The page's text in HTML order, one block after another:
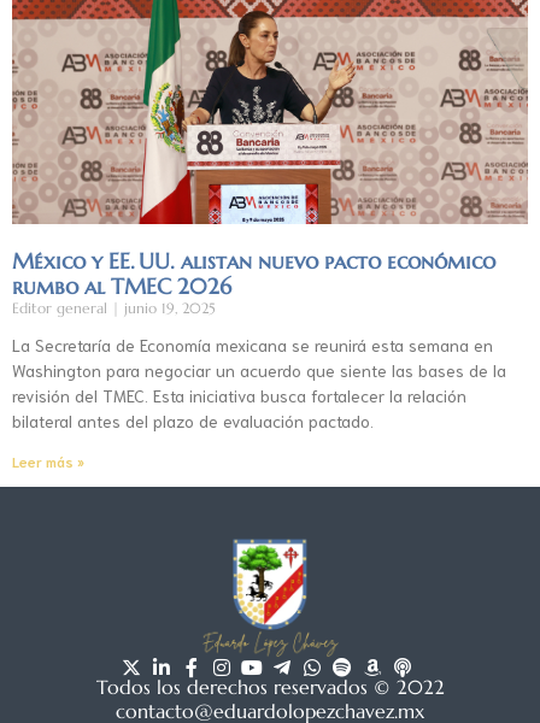
México y EE. UU. alistan nuevo pacto económico
rumbo al TMEC 2026
Editor general junio 19, 2025
La Secretaría de Economía mexicana se reunirá esta semana en
Washington para negociar un acuerdo que siente las bases de la
revisión del TMEC. Esta iniciativa busca fortalecer la relación
bilateral antes del plazo de evaluación pactado.
Leer más »
Todos los derechos reservados © 2022
contacto@eduardolopezchavez.mx